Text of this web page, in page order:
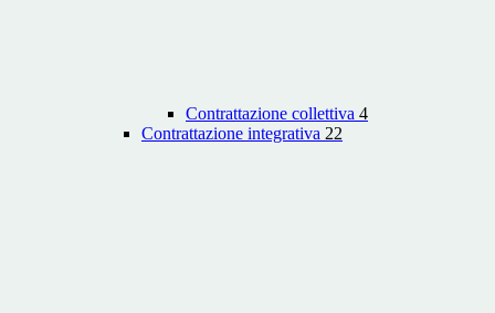
Contrattazione collettiva 4
Contrattazione integrativa 22